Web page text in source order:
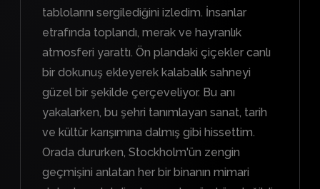
tablolarını sergilediğini izledim. İnsanlar
etrafında toplandı, merak ve hayranlık
atmosferi yarattı. Ön plandaki çiçekler canlı
bir dokunuş ekleyerek kalabalık sahneyi
güzel bir şekilde çerçeveliyor. Bu anı
yakalarken, bu şehri tanımlayan sanat, tarih
ve kültür karışımına dalmış gibi hissettim.
Orada dururken, Stockholm'ün zengin
geçmişini anlatan her bir binanın mimari